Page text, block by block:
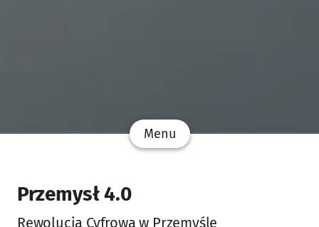
Menu
Przemysł 4.0
Rewolucja Cyfrowa w Przemyśle